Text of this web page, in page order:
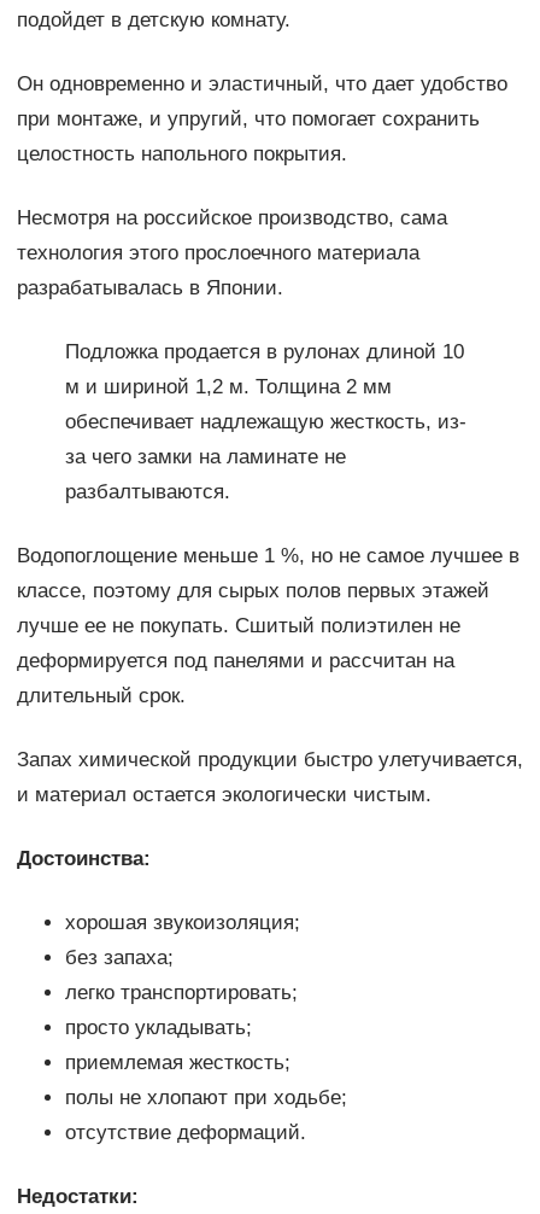
подойдет в детскую комнату.
Он одновременно и эластичный, что дает удобство
при монтаже, и упругий, что помогает сохранить
целостность напольного покрытия.
Несмотря на российское производство, сама
технология этого прослоечного материала
разрабатывалась в Японии.
Подложка продается в рулонах длиной 10
м и шириной 1,2 м. Толщина 2 мм
обеспечивает надлежащую жесткость, из-
за чего замки на ламинате не
разбалтываются.
Водопоглощение меньше 1 %, но не самое лучшее в
классе, поэтому для сырых полов первых этажей
лучше ее не покупать. Сшитый полиэтилен не
деформируется под панелями и рассчитан на
длительный срок.
Запах химической продукции быстро улетучивается,
и материал остается экологически чистым.
Достоинства:
хорошая звукоизоляция;
без запаха;
легко транспортировать;
просто укладывать;
приемлемая жесткость;
полы не хлопают при ходьбе;
отсутствие деформаций.
Недостатки: